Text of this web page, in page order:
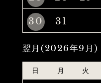
30
31
翌月(2026年9月)
日 月 火